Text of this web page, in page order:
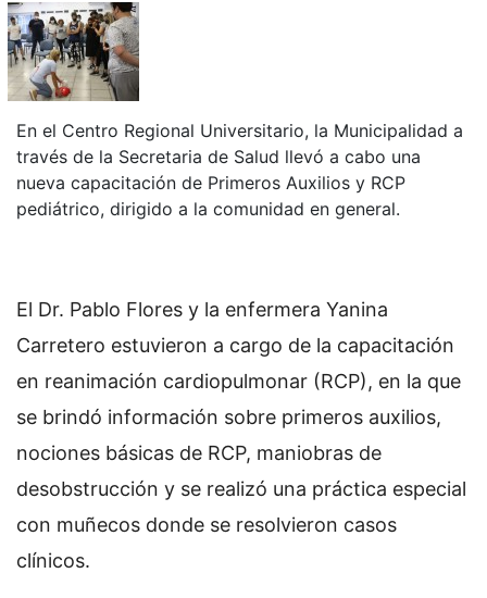
En el Centro Regional Universitario, la Municipalidad a
través de la Secretaria de Salud llevó a cabo una
nueva capacitación de Primeros Auxilios y RCP
pediátrico, dirigido a la comunidad en general.
El Dr. Pablo Flores y la enfermera Yanina
Carretero estuvieron a cargo de la capacitación
en reanimación cardiopulmonar (RCP), en la que
se brindó información sobre primeros auxilios,
nociones básicas de RCP, maniobras de
desobstrucción y se realizó una práctica especial
con muñecos donde se resolvieron casos
clínicos.